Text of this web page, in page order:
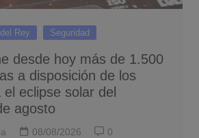
Rey Seguridad
desde hoy más de 1.500
a disposición de los
eclipse solar del
agosto
08/08/2026 0